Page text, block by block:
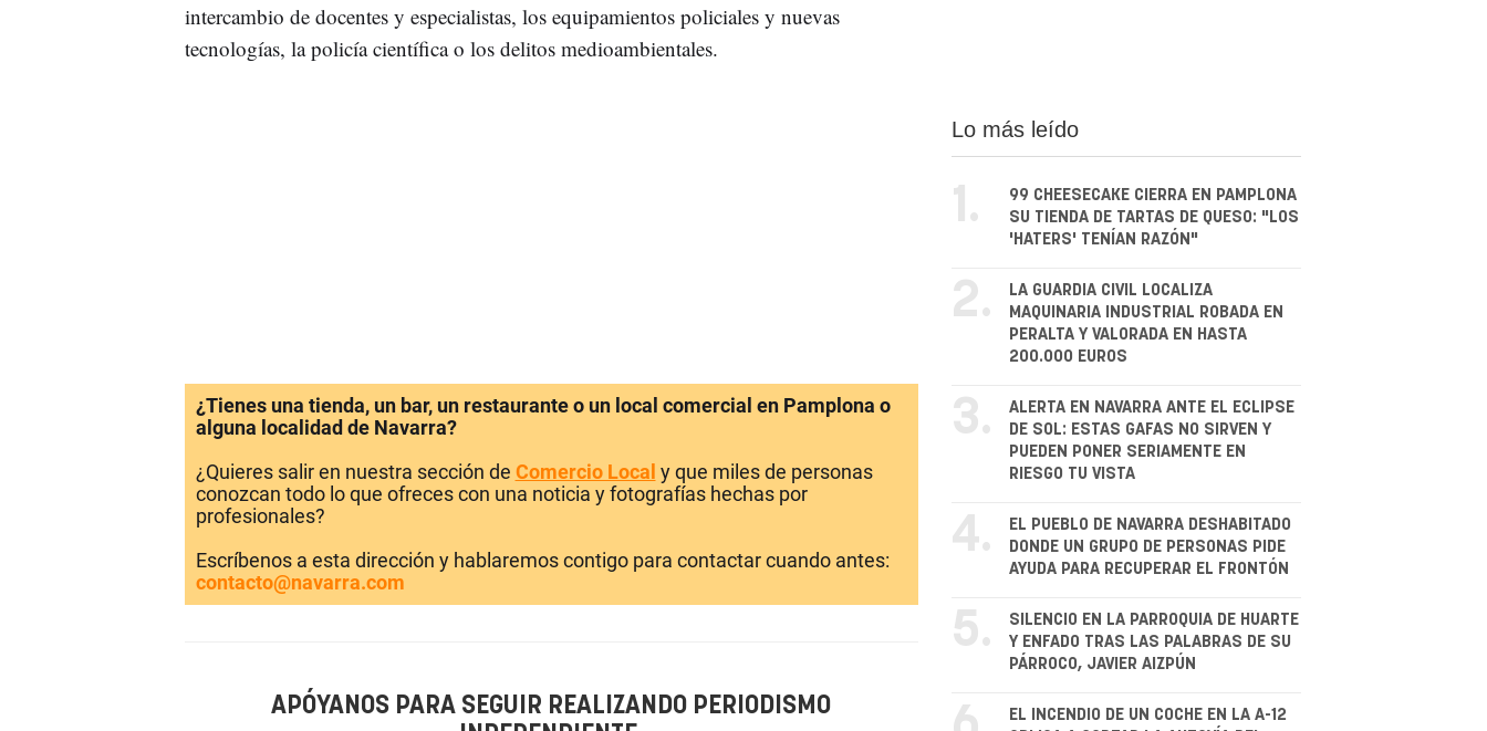
intercambio de docentes y especialistas, los equipamientos policiales y nuevas
tecnologías, la policía científica o los delitos medioambientales.
¿Tienes una tienda, un bar, un restaurante o un local comercial en Pamplona o
alguna localidad de Navarra?
¿Quieres salir en nuestra sección de Comercio Local y que miles de personas
conozcan todo lo que ofreces con una noticia y fotografías hechas por
profesionales?
Escríbenos a esta dirección y hablaremos contigo para contactar cuando antes:
contacto@navarra.com
APÓYANOS PARA SEGUIR REALIZANDO PERIODISMO
Lo más leído
1.
99 CHEESECAKE CIERRA EN PAMPLONA
SU TIENDA DE TARTAS DE QUESO: "LOS
'HATERS' TENÍAN RAZÓN"
2.
LA GUARDIA CIVIL LOCALIZA
MAQUINARIA INDUSTRIAL ROBADA EN
PERALTA Y VALORADA EN HASTA
200.000 EUROS
3.
ALERTA EN NAVARRA ANTE EL ECLIPSE
DE SOL: ESTAS GAFAS NO SIRVEN Y
PUEDEN PONER SERIAMENTE EN
RIESGO TU VISTA
4.
EL PUEBLO DE NAVARRA DESHABITADO
DONDE UN GRUPO DE PERSONAS PIDE
AYUDA PARA RECUPERAR EL FRONTÓN
5.
SILENCIO EN LA PARROQUIA DE HUARTE
Y ENFADO TRAS LAS PALABRAS DE SU
PÁRROCO, JAVIER AIZPÚN
EL INCENDIO DE UN COCHE EN LA A-12